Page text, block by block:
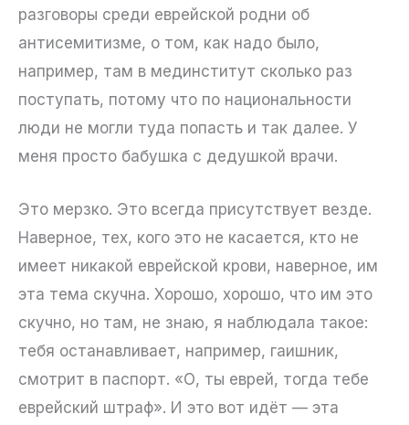
разговоры среди еврейской родни об
антисемитизме, о том, как надо было,
например, там в мединститут сколько раз
поступать, потому что по национальности
люди не могли туда попасть и так далее. У
меня просто бабушка с дедушкой врачи.
Это мерзко. Это всегда присутствует везде.
Наверное, тех, кого это не касается, кто не
имеет никакой еврейской крови, наверное, им
эта тема скучна. Хорошо, хорошо, что им это
скучно, но там, не знаю, я наблюдала такое:
тебя останавливает, например, гаишник,
смотрит в паспорт. «О, ты еврей, тогда тебе
еврейский штраф». И это вот идёт — эта